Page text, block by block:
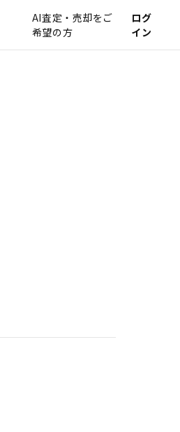
AI査定・売却をご
希望の方
ログ
イン